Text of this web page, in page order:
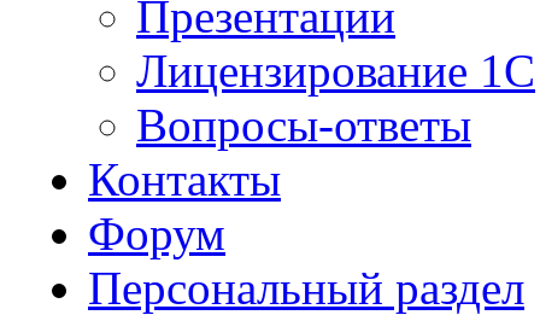
Презентации
Лицензирование 1С
Вопросы-ответы
Контакты
Форум
Персональный раздел